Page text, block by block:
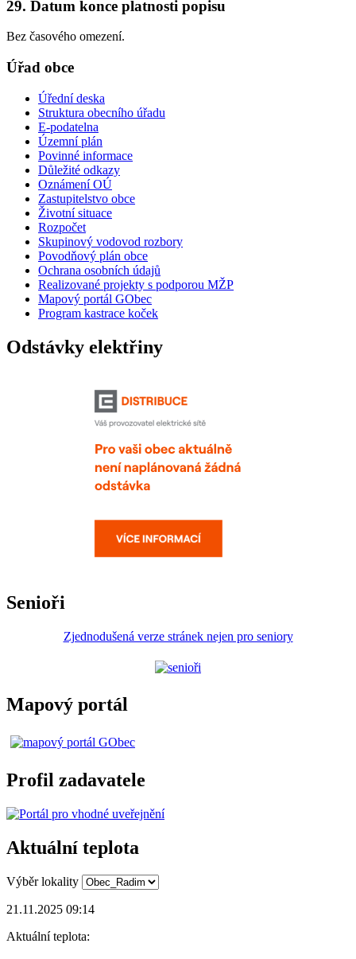
29. Datum konce platnosti popisu
Bez časového omezení.
Úřad obce
Úřední deska
Struktura obecního úřadu
E-podatelna
Územní plán
Povinné informace
Důležité odkazy
Oznámení OÚ
Zastupitelstvo obce
Životní situace
Rozpočet
Skupinový vodovod rozbory
Povodňový plán obce
Ochrana osobních údajů
Realizované projekty s podporou MŽP
Mapový portál GObec
Program kastrace koček
Odstávky elektřiny
Senioři
Zjednodušená verze stránek nejen pro seniory
Mapový portál
Profil zadavatele
Aktuální teplota
Výběr lokality
21.11.2025 09:14
Aktuální teplota: